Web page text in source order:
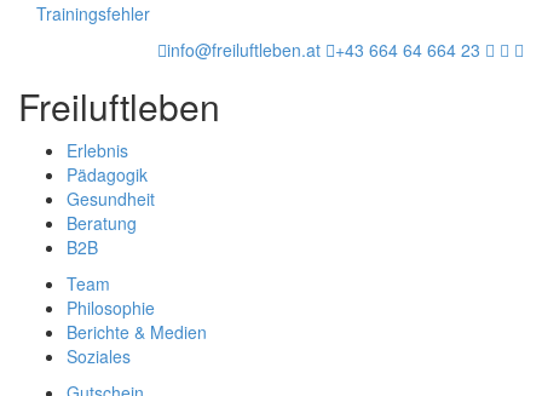
Trainingsfehler
info@freiluftleben.at
+43 664 64 664 23
Freiluftleben
Erlebnis
Pädagogik
Gesundheit
Beratung
B2B
Team
Philosophie
Berichte & Medien
Soziales